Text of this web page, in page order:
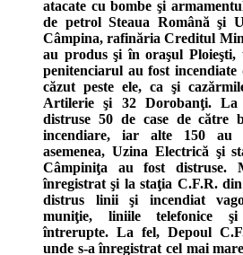
atacate cu bombe şi
de petrol Steaua Română şi
Câmpina, rafinăria Creditul
au produs şi în oraşul Ploieşti,
penitenciarul au fost incendiate
căzut peste ele, ca şi
Artilerie şi 32 Dorobanţi. La
distruse 50 de case de către
incendiare, iar alte 150 au
asemenea, Uzina Electrică şi
Câmpiniţa au fost distruse.
înregistrat şi la staţia C.F.R.
distrus linii şi incendiat
muniţie, liniile telefonice
întrerupte. La fel, Depoul
unde s-a înregistrat cel mai